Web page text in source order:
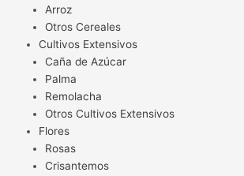
Arroz
Otros Cereales
Cultivos Extensivos
Caña de Azúcar
Palma
Remolacha
Otros Cultivos Extensivos
Flores
Rosas
Crisantemos